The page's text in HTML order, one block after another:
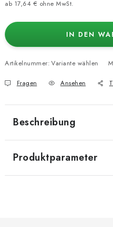
ab 17,64 € ohne MwSt.
IN DEN
Artikelnummer: Variante wählen
Fragen Ansehen
Beschreibung
Produktparameter